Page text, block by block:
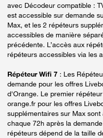
avec Décodeur compatible :
est accessible sur demande
Max, et les 2 répéteurs
accessibles de manière
précédente. L’accès aux
répéteurs accessibles via les
Répéteur Wifi 7 : Les
demande pour les offres
d'Orange. Le premier
orange.fr pour les offres
supplémentaires sur Max
chaque 72h après la
répéteurs dépend de la taille